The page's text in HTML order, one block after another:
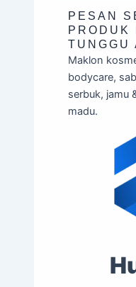
PESAN
PRODUK
TUNGGU
Maklon
bodycare,
serbuk, jamu
madu.